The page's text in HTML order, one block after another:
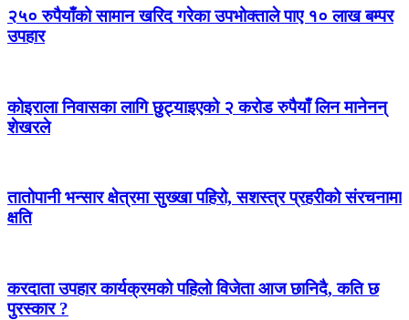
२५० रुपैयाँको सामान खरिद गरेका उपभोक्ताले पाए १० लाख बम्पर
उपहार
कोइराला निवासका लागि छुट्याइएको २ करोड रुपैयाँ लिन मानेनन्
शेखरले
तातोपानी भन्सार क्षेत्रमा सुख्खा पहिरो, सशस्त्र प्रहरीको संरचनामा
क्षति
करदाता उपहार कार्यक्रमको पहिलो विजेता आज छानिदै, कति छ
पुरस्कार ?